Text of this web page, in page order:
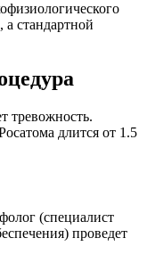
а стандартной
тревожность.
длится от 1.5
(специалист
проведет